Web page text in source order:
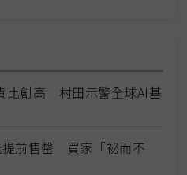
比創高 村田示警全球AI基
前售罄 買家「祕而不